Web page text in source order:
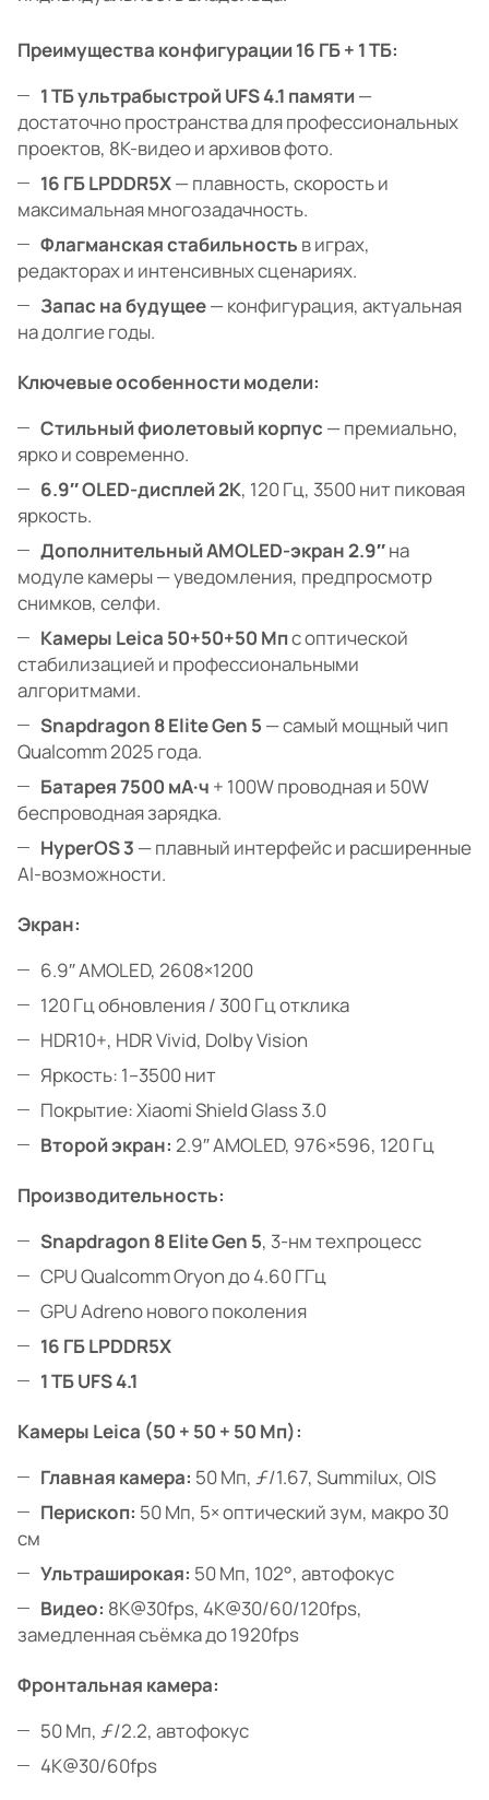
Преимущества конфигурации 16 ГБ + 1 ТБ:
1 ТБ ультрабыстрой UFS 4.1 памяти—
достаточно пространства для профессиональных
проектов, 8K-видео и архивов фото.
16 ГБ LPDDR5X— плавность, скорость и
максимальная многозадачность.
Флагманская стабильность в играх,
редакторах и интенсивных сценариях.
Запас на будущее— конфигурация, актуальная
на долгие годы.
Ключевые особенности модели:
Стильный фиолетовый корпус — премиально,
ярко и современно.
6.9″ OLED-дисплей 2K, 120 Гц, 3500 нит пиковая
яркость.
Дополнительный AMOLED-экран 2.9″на
модуле камеры — уведомления, предпросмотр
снимков, селфи.
Камеры Leica 50+50+50 Мпс оптической
стабилизацией и профессиональными
алгоритмами.
Snapdragon 8 Elite Gen 5 — самый мощный чип
Qualcomm 2025 года.
Батарея 7500 мА·ч + 100W проводная и 50W
беспроводная зарядка.
HyperOS 3 — плавный интерфейс и расширенные
AI-возможности.
Экран:
6.9″ AMOLED, 2608×1200
120 Гц обновления / 300 Гц отклика
HDR10+, HDR Vivid, Dolby Vision
Яркость: 1–3500 нит
Покрытие: Xiaomi Shield Glass 3.0
Второй экран: 2.9″ AMOLED, 976×596, 120 Гц
Производительность:
Snapdragon 8 Elite Gen 5, 3-нм техпроцесс
CPU Qualcomm Oryon до 4.60 ГГц
GPU Adreno нового поколения
16 ГБ LPDDR5X
1 ТБ UFS 4.1
Камеры Leica (50 + 50 + 50 Мп):
Главная камера: 50 Мп, ƒ/1.67, Summilux, OIS
Перископ: 50 Мп, 5× оптический зум, макро 30
см
Ультраширокая: 50 Мп, 102°, автофокус
Видео: 8K@30fps, 4K@30/60/120fps,
замедленная съёмка до 1920fps
Фронтальная камера:
50 Мп, ƒ/2.2, автофокус
4K@30/60fps